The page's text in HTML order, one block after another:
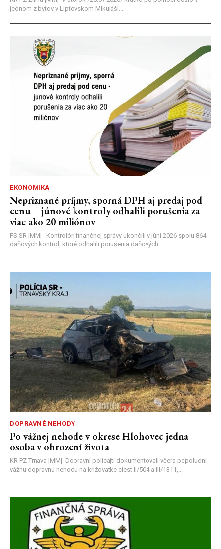
jednom z bytov v Liptovskom Mikuláši...
EKONOMIKA
Nepriznané príjmy, sporná DPH aj predaj pod
cenu – júnové kontroly odhalili porušenia za
viac ako 20 miliónov
FS SR |MM| Kontrolóri finančnej správy ukončili v júni 2026 spolu 864
daňových kontrol, ktoré odhalili porušenia daňových...
DOPRAVNÉ NEHODY
Po vážnej nehode v okrese Hlohovec jedna
osoba v ohrození života
KR PZ Trnava |MM| Dopravní policajti dokumentovali včera popoludní
vážnu dopravnú nehodu na križovatke ciest II/504 a III/1311,...